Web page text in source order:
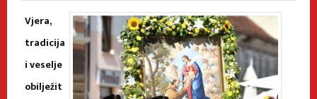
Vjera,
tradicija
i veselje
obilježit